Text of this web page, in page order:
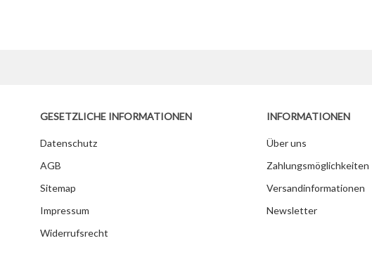
GESETZLICHE INFORMATIONEN
Datenschutz
AGB
Sitemap
Impressum
Widerrufsrecht
INFORMATIONEN
Über uns
Zahlungsmöglichkeiten
Versandinformationen
Newsletter